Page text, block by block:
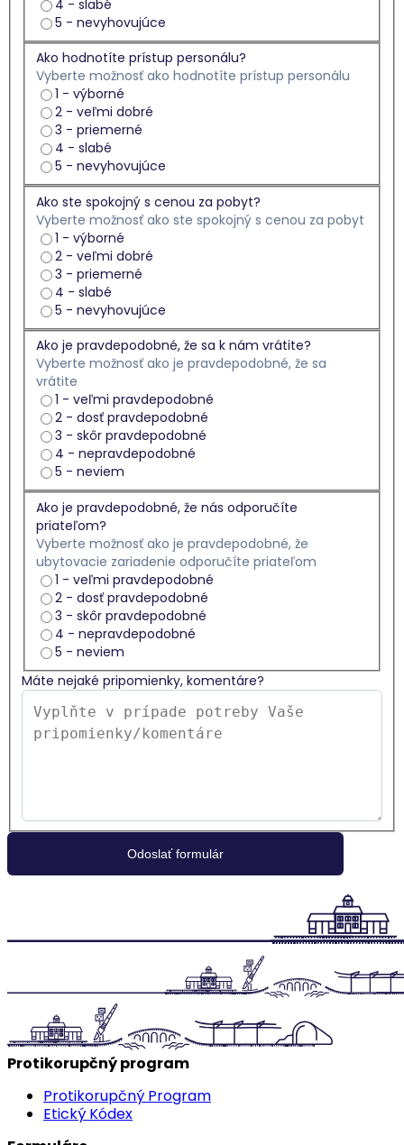
4 - slabé
5 - nevyhovujúce
Ako hodnotíte prístup personálu?
Vyberte možnosť ako hodnotíte prístup personálu
1 - výborné
2 - veľmi dobré
3 - priemerné
4 - slabé
5 - nevyhovujúce
Ako ste spokojný s cenou za pobyt?
Vyberte možnosť ako ste spokojný s cenou za pobyt
1 - výborné
2 - veľmi dobré
3 - priemerné
4 - slabé
5 - nevyhovujúce
Ako je pravdepodobné, že sa k nám vrátite?
Vyberte možnosť ako je pravdepodobné, že sa
vrátite
1 - veľmi pravdepodobné
2 - dosť pravdepodobné
3 - skôr pravdepodobné
4 - nepravdepodobné
5 - neviem
Ako je pravdepodobné, že nás odporučíte
priateľom?
Vyberte možnosť ako je pravdepodobné, že
ubytovacie zariadenie odporučíte priateľom
1 - veľmi pravdepodobné
2 - dosť pravdepodobné
3 - skôr pravdepodobné
4 - nepravdepodobné
5 - neviem
Máte nejaké pripomienky, komentáre?
Protikorupčný program
Protikorupčný Program
Etický Kódex